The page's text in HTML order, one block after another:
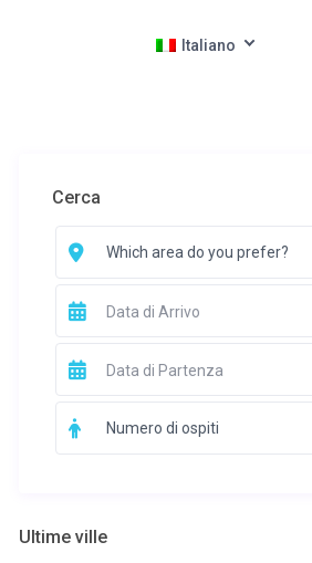
Italiano
Cerca
Which area do you prefer?
Numero di ospiti
Ultime ville